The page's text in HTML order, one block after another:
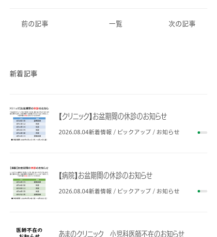
前の記事 一覧 次の記事
新着記事
【クリニック】お盆期間の休診のお知らせ
2026.08.04新着情報 / ピックアップ / お知らせ
【病院】お盆期間の休診のお知らせ
2026.08.04新着情報 / ピックアップ / お知らせ
あまのクリニック 小児科医師不在のお知らせ